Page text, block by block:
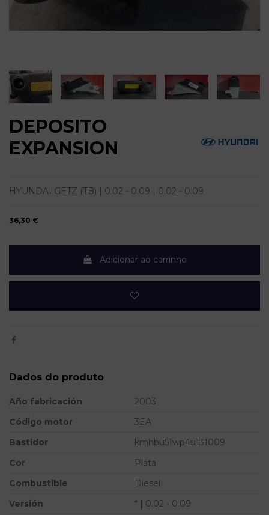
DEPOSITO
EXPANSION
HYUNDAI GETZ (TB) | 0.02 - 0.09 | 0.02 - 0.09
36,30 €
Adicionar ao carrinho
Dados do produto
Año fabricación
2003
Código motor
3EA
Bastidor
kmhbu51wp4u131009
Cor
Plata
Combustible
Diesel
Versión
* | 0.02 - 0.09